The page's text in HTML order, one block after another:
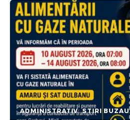
ADMINISTRATIV STIRI BUZAU